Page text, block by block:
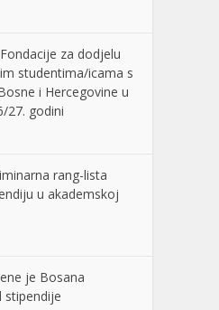
za dodjelu
studentima/icama s
i Hercegovine u
27. godini
rang-lista
u akademskoj
je Bosana
stipendije